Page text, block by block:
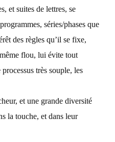
et suites de lettres, se
séries/phases que
des règles qu’il se fixe,
flou, lui évite tout
très souple, les
et une grande diversité
la touche, et dans leur